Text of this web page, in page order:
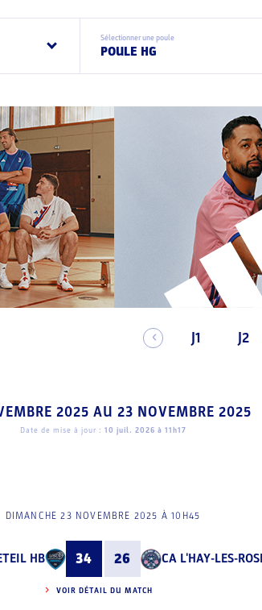
Sélectionner une poule
POULE HG
J1 J2
2025 AU 23 NOVEMBRE 2025
Date de mise à jour : 10 juil. 2026 à 11h17
DIMANCHE 23 NOVEMBRE 2025 À 10H45
HB 34 26 CA L'HAY-LES-
VOIR DÉTAIL DU MATCH